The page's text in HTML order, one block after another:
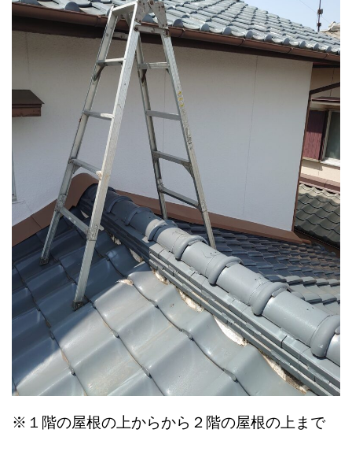
※１階の屋根の上からから２階の屋根の上まで